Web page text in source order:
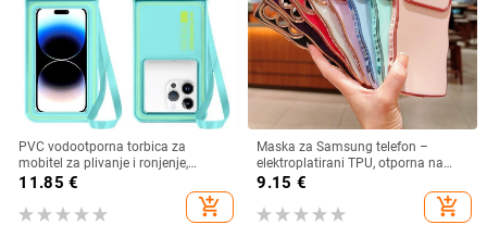
PVC vodootporna torbica za
mobitel za plivanje i ronjenje,
kompatibilna s dodirnim zaslonom,
11.85 €
add_shopping_cart
Maska za Samsung telefon –
elektroplatirani TPU, otporna na
padove, disipacija topline, otporna
na otiske prstiju, prilagodljiva
9.15 €
add_shopping_cart